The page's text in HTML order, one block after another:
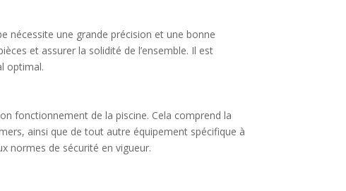
nécessite une grande précision et une bonne
et assurer la solidité de l’ensemble. Il est
optimal.
fonctionnement de la piscine. Cela comprend la
ainsi que de tout autre équipement spécifique à
normes de sécurité en vigueur.